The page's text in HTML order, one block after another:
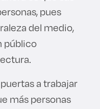
pues
del medio,
público
a trabajar
más personas